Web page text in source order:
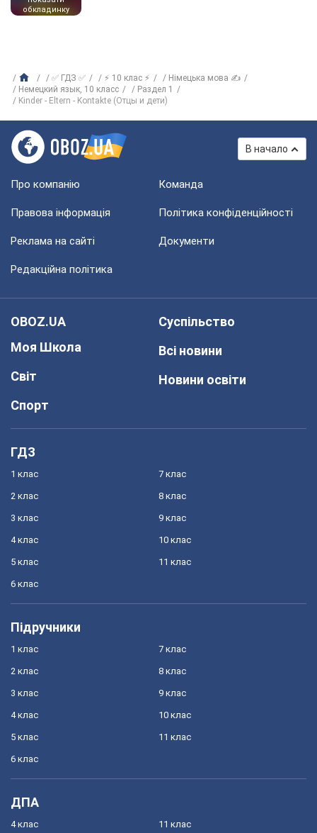
обкладинку
✅ ГДЗ ✅ ⚡ 10 клас ⚡
Німецька мова ✍
Немецкий язык, 10 класс
Раздел 1
Kinder - Eltern - Kontakte (Отцы и дети)
В начало
Про компанію Команда
Правова інформація Політика конфіденційності
Реклама на сайті Документи
Редакційна політика
OBOZ.UA
Моя Школа
Світ
Спорт
Суспільство
Всі новини
Новини освіти
ГДЗ
1 клас
2 клас
3 клас
4 клас
5 клас
6 клас
7 клас
8 клас
9 клас
10 клас
11 клас
Підручники
1 клас
2 клас
3 клас
4 клас
5 клас
6 клас
7 клас
8 клас
9 клас
10 клас
11 клас
ДПА
4 клас 11 клас